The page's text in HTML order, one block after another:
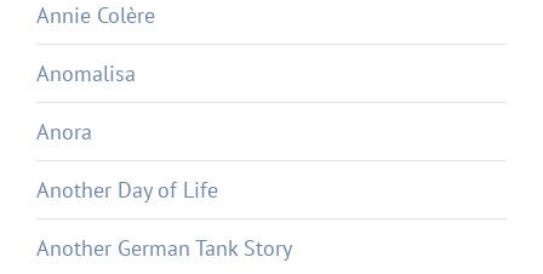
Annie Colère
Anomalisa
Anora
Another Day of Life
Another German Tank Story